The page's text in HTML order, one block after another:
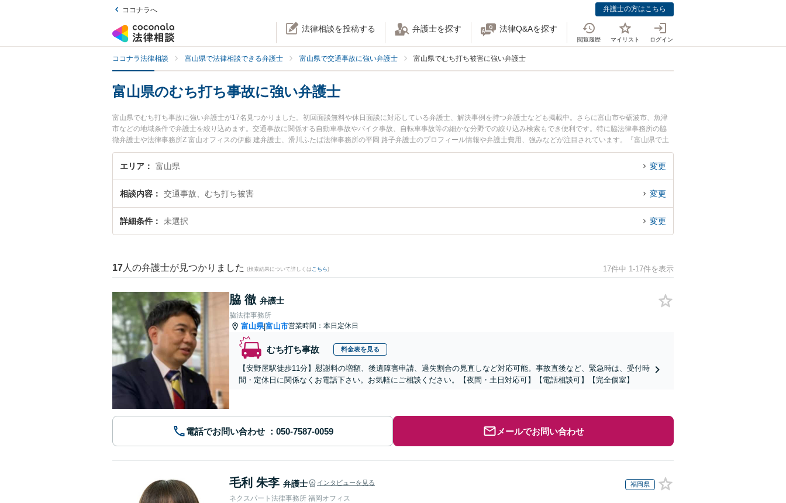
ココナラへ 弁護士の方はこちら
法律相談を投稿する 弁護士を探す 法律Q&Aを探す
閲覧履歴 マイリスト ログイン
ココナラ法律相談 富山県で法律相談できる弁護士 富山県で交通事故に強い弁護士 富山県でむち打ち被害に強い弁護士
富山県のむち打ち事故に強い弁護士
富山県でむち打ち事故に強い弁護士が17名見つかりました。初回面談無料や休日面談に対応している弁護士、解決事例を持つ弁護士なども掲載中。さらに富山市や砺波市、魚津
市などの地域条件で弁護士を絞り込めます。交通事故に関係する自動車事故やバイク事故、自転車事故等の細かな分野での絞り込み検索もでき便利です。特に脇法律事務所の脇
徹弁護士や法律事務所Z 富山オフィスの伊藤 建弁護士、滑川ふたば法律事務所の平岡 路子弁護士のプロフィール情報や弁護士費用、強みなどが注目されています。『富山県で土
日や夜間に発生したむち打ち事故のトラブルを今すぐに弁護士に相談したい』『むち打ち事故のトラブル解決の実績豊富な近くの弁護士を検索したい』『初回相談無料でむち打ち
事故を法律相談できる富山県内の弁護士に相談予約したい』などでお困りの相談者さんにおすすめです。
エリア 富山県 変更
相談内容 交通事故、むち打ち被害 変更
詳細条件 未選択 変更
17 人の弁護士が見つかりました (検索結果について詳しくは こちら) 17件中 1-17件を表示
脇 徹 弁護士
脇法律事務所
富山県|富山市営業時間：本日定休日
むち打ち事故 料金表を見る
【安野屋駅徒歩11分】慰謝料の増額、後遺障害申請、過失割合の見直しなど対応可能。事故直後など、緊急時は、受付時
間・定休日に関係なくお電話下さい。お気軽にご相談ください。【夜間・土日対応可】【電話相談可】【完全個室】
電話でお問い合わせ メールでお問い合わせ
毛利 朱李 弁護士 インタビューを見る 福岡県
ネクスパート法律事務所 福岡オフィス